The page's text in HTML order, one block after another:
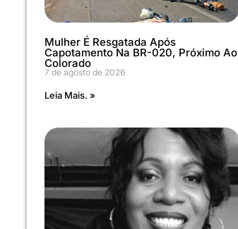
Mulher É Resgatada Após
Capotamento Na BR-020, Próximo Ao
Colorado
7 de agosto de 2026
Leia Mais. »